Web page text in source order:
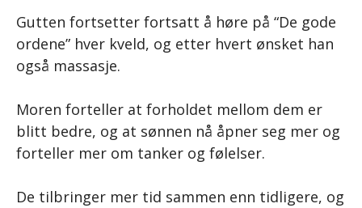
Gutten fortsetter fortsatt å høre på “De gode
ordene” hver kveld, og etter hvert ønsket han
også massasje.
Moren forteller at forholdet mellom dem er
blitt bedre, og at sønnen nå åpner seg mer og
forteller mer om tanker og følelser.
De tilbringer mer tid sammen enn tidligere, og